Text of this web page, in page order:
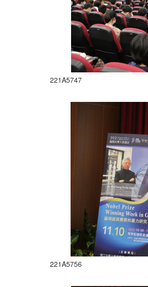
221A5747
221A5756